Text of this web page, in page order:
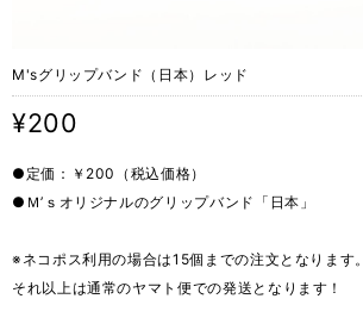
M'sグリップバンド（日本）レッド
¥200
●定価：￥200（税込価格）
●Ｍ’ｓオリジナルのグリップバンド「日本」
※ネコポス利用の場合は15個までの注文となります。
それ以上は通常のヤマト便での発送となります！